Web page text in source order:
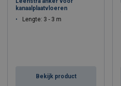
kanaalplaatvloeren
Lengte: 3 - 3 m
Bekijk product